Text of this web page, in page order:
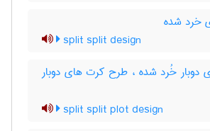
خرد شده
split split design
خُرد شده ، طرح کرت های دوبار
split split plot design